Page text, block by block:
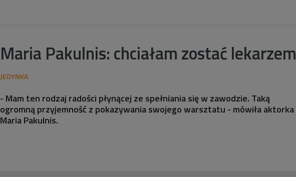
Maria Pakulnis: chciałam zostać lekarzem
- Mam ten rodzaj radości płynącej ze spełniania się w zawodzie. Taką
ogromną przyjemność z pokazywania swojego warsztatu - mówiła aktorka
Maria Pakulnis.